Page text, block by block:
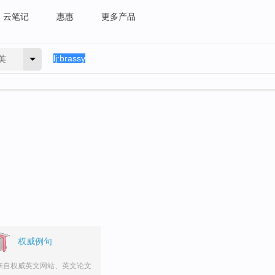
云笔记 惠惠 更多产品
权威例句
自权威英文网站、英文论文